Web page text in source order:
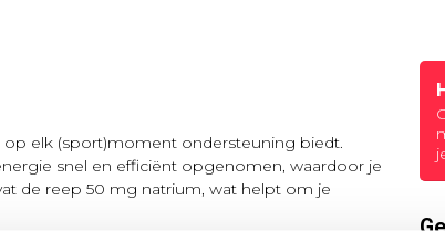
elk (sport)moment ondersteuning biedt.
snel en efficiënt opgenomen, waardoor je
de reep 50 mg natrium, wat helpt om je